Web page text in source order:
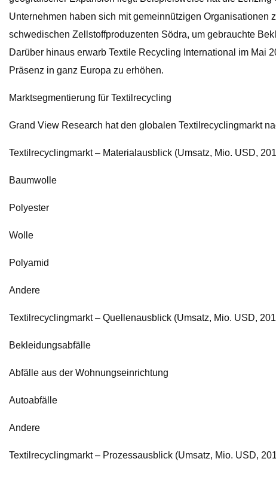
Unternehmen haben sich mit gemeinnützigen Organisationen
schwedischen Zellstoffproduzenten Södra, um gebrauchte
Darüber hinaus erwarb Textile Recycling International im Mai
Präsenz in ganz Europa zu erhöhen.
Marktsegmentierung für Textilrecycling
Grand View Research hat den globalen Textilrecyclingmarkt
Textilrecyclingmarkt – Materialausblick (Umsatz, Mio. USD,
Baumwolle
Polyester
Wolle
Polyamid
Andere
Textilrecyclingmarkt – Quellenausblick (Umsatz, Mio. USD,
Bekleidungsabfälle
Abfälle aus der Wohnungseinrichtung
Autoabfälle
Andere
Textilrecyclingmarkt – Prozessausblick (Umsatz, Mio. USD,